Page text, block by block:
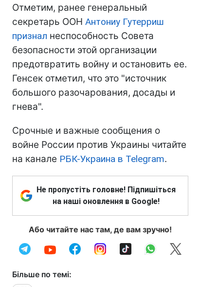
Отметим, ранее генеральный
секретарь ООН Антониу Гутерриш
признал неспособность Совета
безопасности этой организации
предотвратить войну и остановить ее.
Генсек отметил, что это "источник
большого разочарования, досады и
гнева".
Срочные и важные сообщения о
войне России против Украины читайте
на канале РБК-Украина в Telegram.
Не пропустіть головне! Підпишіться
на наші оновлення в Google!
Або читайте нас там, де вам зручно!
Більше по темі: